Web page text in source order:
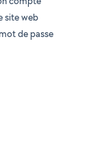
site web
de passe